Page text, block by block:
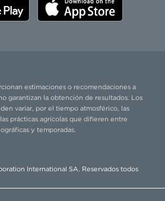
estimaciones o recomendaciones a
garantizan la obtención de resultados. Los
variar, por el tiempo atmosférico, las
prácticas agrícolas que difieren entre
y temporadas.
International SA. Reservados todos